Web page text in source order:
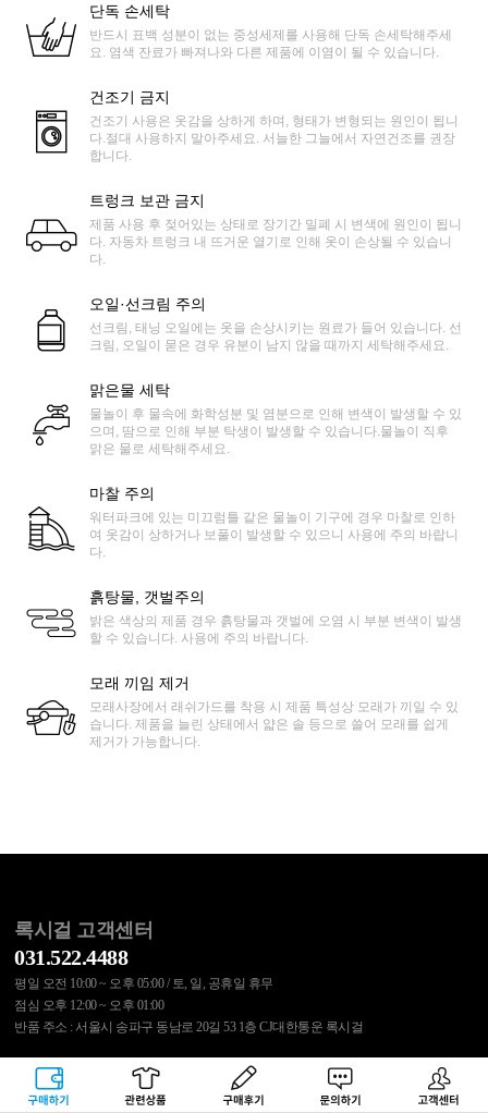
구매하기 관련상품 상품후기 문의하기 고객센터
단독 손세탁
반드시 표백 성분이 없는 중성세제를 사용해 단독 손세탁해주세
요. 염색 잔료가 빠져나와 다른 제품에 이염이 될 수 있습니다.
건조기 금지
건조기 사용은 옷감을 상하게 하며, 형태가 변형되는 원인이 됩니
다.절대 사용하지 말아주세요. 서늘한 그늘에서 자연건조를 권장
합니다.
트렁크 보관 금지
제품 사용 후 젖어있는 상태로 장기간 밀폐 시 변색에 원인이 됩니
다. 자동차 트렁크 내 뜨거운 열기로 인해 옷이 손상될 수 있습니
다.
오일·선크림 주의
선크림, 태닝 오일에는 옷을 손상시키는 원료가 들어 있습니다. 선
크림, 오일이 묻은 경우 유분이 남지 않을 때까지 세탁해주세요.
맑은물 세탁
물놀이 후 물속에 화학성분 및 염분으로 인해 변색이 발생할 수 있
으며, 땀으로 인해 부분 탁생이 발생할 수 있습니다.물놀이 직후
맑은 물로 세탁해주세요.
마찰 주의
워터파크에 있는 미끄럼틀 같은 물놀이 기구에 경우 마찰로 인하
여 옷감이 상하거나 보풀이 발생할 수 있으니 사용에 주의 바랍니
다.
흙탕물, 갯벌주의
밝은 색상의 제품 경우 흙탕물과 갯벌에 오염 시 부분 변색이 발생
할 수 있습니다. 사용에 주의 바랍니다.
모래 끼임 제거
모래사장에서 래쉬가드를 착용 시 제품 특성상 모래가 끼일 수 있
습니다. 제품을 늘린 상태에서 얇은 솔 등으로 쓸어 모래를 쉽게
제거가 가능합니다.
록시걸 고객센터
031.522.4488
평일 오전 10:00 ~ 오후 05:00 / 토, 일, 공휴일 휴무
점심 오후 12:00 ~ 오후 01:00
반품 주소 : 서울시 송파구 동남로 20길 53 1층 CJ대한통운 록시걸
국민은행 515537.01.017828